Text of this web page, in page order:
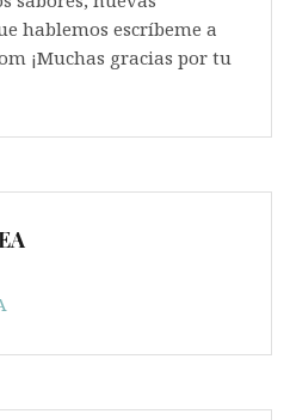
hablemos escríbeme a
¡Muchas gracias por tu